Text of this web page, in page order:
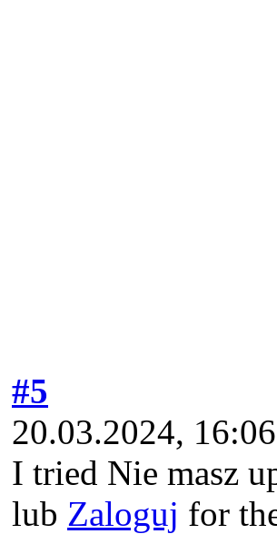
#5
20.03.2024, 16:06
I tried Nie masz
lub Zaloguj for